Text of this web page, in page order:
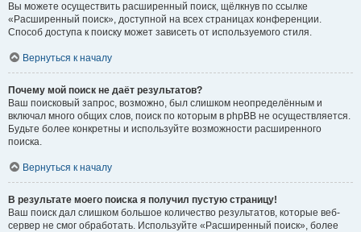
Вы можете осуществить расширенный поиск, щёлкнув по ссылке
«Расширенный поиск», доступной на всех страницах конференции.
Способ доступа к поиску может зависеть от используемого стиля.
Вернуться к началу
Почему мой поиск не даёт результатов?
Ваш поисковый запрос, возможно, был слишком неопределённым и
включал много общих слов, поиск по которым в phpBB не осуществляется.
Будьте более конкретны и используйте возможности расширенного
поиска.
Вернуться к началу
В результате моего поиска я получил пустую страницу!
Ваш поиск дал слишком большое количество результатов, которые веб-
сервер не смог обработать. Используйте «Расширенный поиск», более